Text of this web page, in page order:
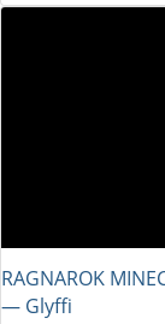
RAGNAROK
― Glyffi